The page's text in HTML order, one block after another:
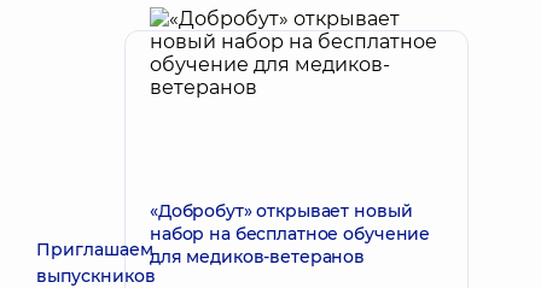
Приглашаем
выпускников
«Добробут» открывает новый
набор на бесплатное обучение
для медиков-ветеранов